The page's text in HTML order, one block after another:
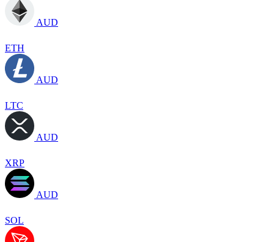
AUD
ETH
AUD
LTC
AUD
XRP
AUD
SOL